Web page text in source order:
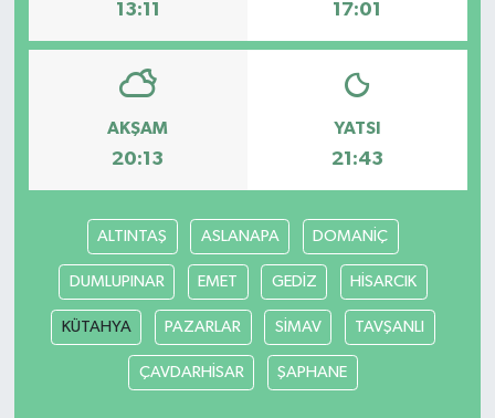
13:11 17:01
AKŞAM
20:13
YATSI
21:43
ALTINTAŞ ASLANAPA DOMANİÇ
DUMLUPINAR EMET GEDİZ HİSARCIK
KÜTAHYA PAZARLAR SİMAV TAVŞANLI
ÇAVDARHİSAR ŞAPHANE